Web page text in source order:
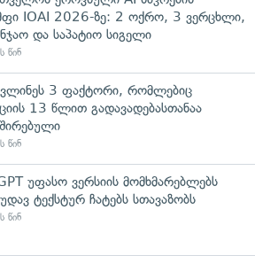
IOAI 2026-ზე: 2 ოქრო, 3 ვერცხლი,
და საპატიო სიგელი
წინ
3 ფაქტორი, რომლებიც
13 წლით გადავადებასთანაა
წინ
უფასო ვერსიის მომხმარებლებს
ტექსტურ ჩატებს სთავაზობს
წინ